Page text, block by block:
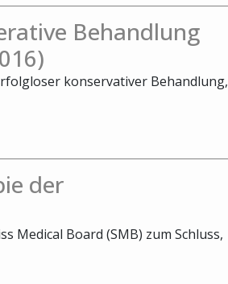
Behandlung
konservativer Behandlung,
der
Medical Board (SMB) zum Schluss,